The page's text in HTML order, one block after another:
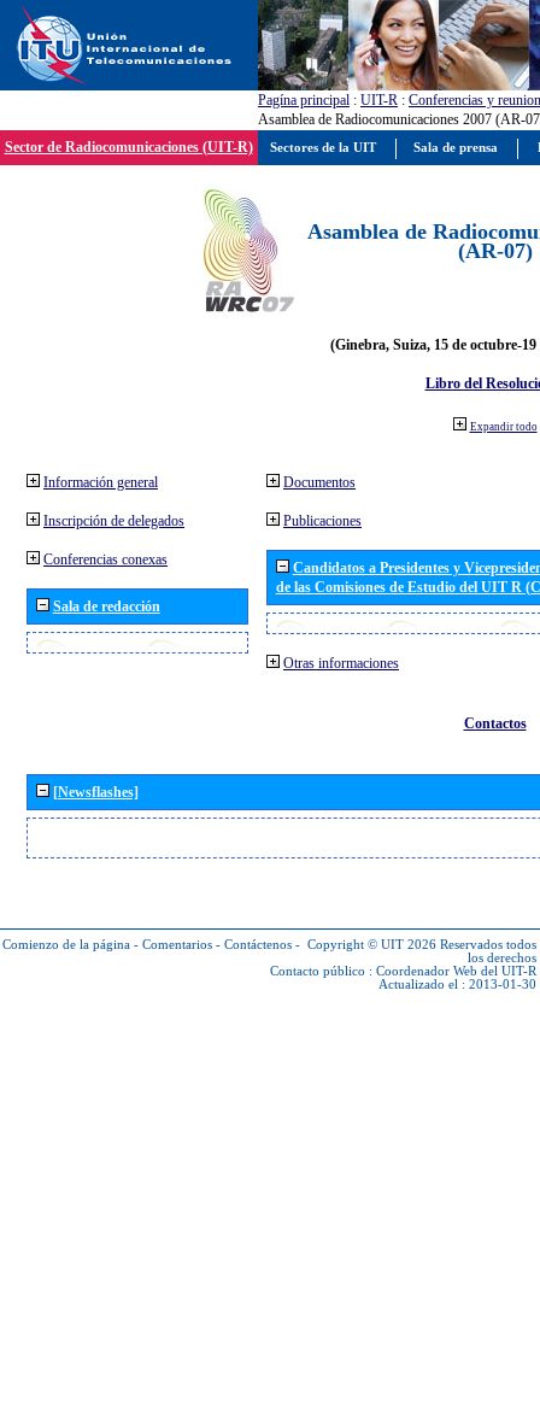
Pagína principal : UIT-R : Conferencias y
Asamblea de Radiocomunicaciones 2007 (AR-
Sector de Radiocomunicaciones (UIT-R)
Asamblea de
(AR-07)
(Ginebra, Suiza, 15 de octubre-19
Libro del
Expandir todo
Información general
Inscripción de delegados
Conferencias conexas
Sala de redacción
Documentos
Publicaciones
Candidatos a Presidentes y
de las Comisiones de Estudio del UIT R
Otras informaciones
Contactos
[Newsflashes]
Comienzo de la página - Comentarios - Contáctenos - Copyright © UIT 2026 Reservados todos
los derechos
Contacto público : Coordenador Web del UIT-R
Actualizado el : 2013-01-30
Sectores de la UIT Sala de prensa